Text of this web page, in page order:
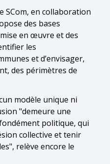
SCom, en collaboration
des bases
en œuvre et des
les
et d’envisager,
des périmètres de
modèle unique ni
"demeure une
politique, qui
collective et tenir
relève encore le